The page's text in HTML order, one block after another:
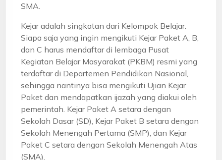
SMA.
Kejar adalah singkatan dari Kelompok Belajar.
Siapa saja yang ingin mengikuti Kejar Paket A, B,
dan C harus mendaftar di lembaga Pusat
Kegiatan Belajar Masyarakat (PKBM) resmi yang
terdaftar di Departemen Pendidikan Nasional,
sehingga nantinya bisa mengikuti Ujian Kejar
Paket dan mendapatkan ijazah yang diakui oleh
pemerintah. Kejar Paket A setara dengan
Sekolah Dasar (SD), Kejar Paket B setara dengan
Sekolah Menengah Pertama (SMP), dan Kejar
Paket C setara dengan Sekolah Menengah Atas
(SMA).